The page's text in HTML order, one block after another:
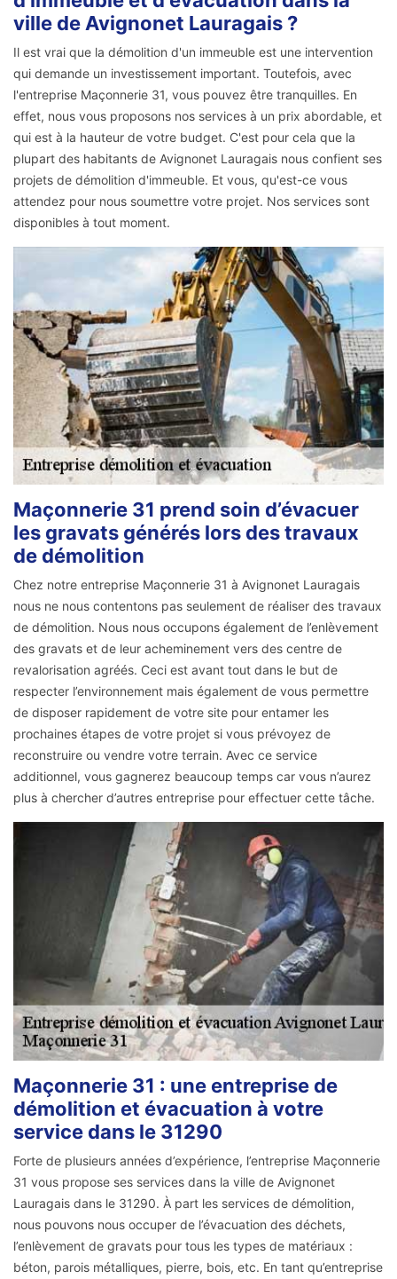
ville de Avignonet Lauragais ?
Il est vrai que la démolition d'un immeuble est une intervention
qui demande un investissement important. Toutefois, avec
l'entreprise Maçonnerie 31, vous pouvez être tranquilles. En
effet, nous vous proposons nos services à un prix abordable, et
qui est à la hauteur de votre budget. C'est pour cela que la
plupart des habitants de Avignonet Lauragais nous confient ses
projets de démolition d'immeuble. Et vous, qu'est-ce vous
attendez pour nous soumettre votre projet. Nos services sont
disponibles à tout moment.
Maçonnerie 31 prend soin d’évacuer
les gravats générés lors des travaux
de démolition
Chez notre entreprise Maçonnerie 31 à Avignonet Lauragais
nous ne nous contentons pas seulement de réaliser des travaux
de démolition. Nous nous occupons également de l’enlèvement
des gravats et de leur acheminement vers des centre de
revalorisation agréés. Ceci est avant tout dans le but de
respecter l’environnement mais également de vous permettre
de disposer rapidement de votre site pour entamer les
prochaines étapes de votre projet si vous prévoyez de
reconstruire ou vendre votre terrain. Avec ce service
additionnel, vous gagnerez beaucoup temps car vous n’aurez
plus à chercher d’autres entreprise pour effectuer cette tâche.
Maçonnerie 31 : une entreprise de
démolition et évacuation à votre
service dans le 31290
Forte de plusieurs années d’expérience, l’entreprise Maçonnerie
31 vous propose ses services dans la ville de Avignonet
Lauragais dans le 31290. À part les services de démolition,
nous pouvons nous occuper de l’évacuation des déchets,
l’enlèvement de gravats pour tous les types de matériaux :
béton, parois métalliques, pierre, bois, etc. En tant qu’entreprise